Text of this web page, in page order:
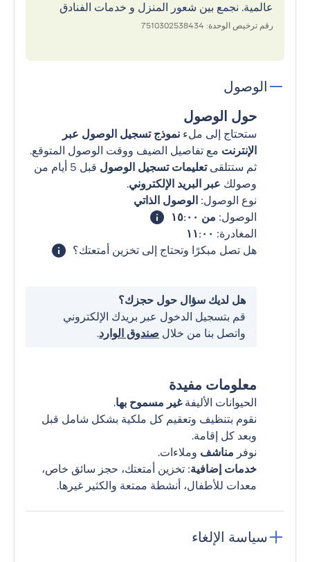
عالمية. نجمع بين شعور المنزل و خدمات الفنادق
رقم ترخيص الوحدة: 7510302538434
الوصول
حول الوصول
ستحتاج إلى ملء نموذج تسجيل الوصول عبر
الإنترنت مع تفاصيل الضيف ووقت الوصول المتوقع.
ثم ستتلقىتعليمات تسجيل الوصول
قبل 5 أيام من
وصولك عبر البريد الإلكتروني.
نوع الوصول: الوصول الذاتي
الوصول: من ١٥:٠٠
المغادرة: ١١:٠٠
هل تصل مبكرًا وتحتاج إلى تخزين أمتعتك؟
هل لديك سؤال حول حجزك؟
قم بتسجيل الدخول عبر بريدك الإلكتروني
واتصل بنا من خلال صندوق الوارد.
معلومات مفيدة
الحيوانات الأليفةغير مسموح بها.
نقوم بتنظيف وتعقيم كل ملكية بشكل شامل قبل
وبعد كل إقامة.
نوفر مناشف وملاءات.
خدمات إضافية: تخزين أمتعتك، حجز سائق خاص،
معدات للأطفال، أنشطة ممتعة والكثير غيرها.
سياسة الإلغاء